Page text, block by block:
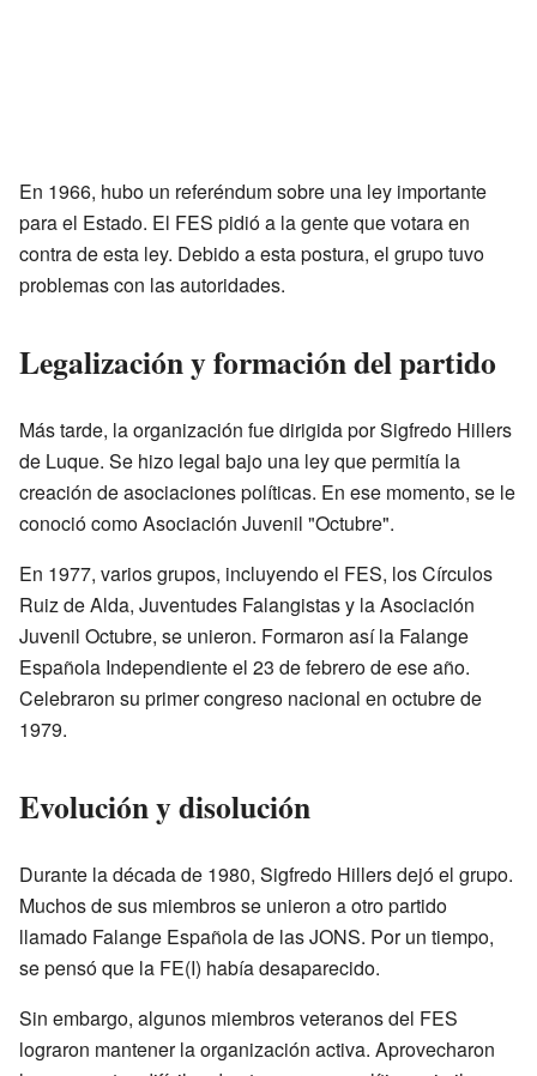
En 1966, hubo un referéndum sobre una ley importante
para el Estado. El FES pidió a la gente que votara en
contra de esta ley. Debido a esta postura, el grupo tuvo
problemas con las autoridades.
Legalización y formación del partido
Más tarde, la organización fue dirigida por Sigfredo Hillers
de Luque. Se hizo legal bajo una ley que permitía la
creación de asociaciones políticas. En ese momento, se le
conoció como Asociación Juvenil "Octubre".
En 1977, varios grupos, incluyendo el FES, los Círculos
Ruiz de Alda, Juventudes Falangistas y la Asociación
Juvenil Octubre, se unieron. Formaron así la Falange
Española Independiente el 23 de febrero de ese año.
Celebraron su primer congreso nacional en octubre de
1979.
Evolución y disolución
Durante la década de 1980, Sigfredo Hillers dejó el grupo.
Muchos de sus miembros se unieron a otro partido
llamado Falange Española de las JONS. Por un tiempo,
se pensó que la FE(I) había desaparecido.
Sin embargo, algunos miembros veteranos del FES
lograron mantener la organización activa. Aprovecharon